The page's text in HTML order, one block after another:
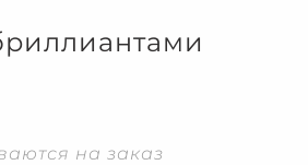
на заказ